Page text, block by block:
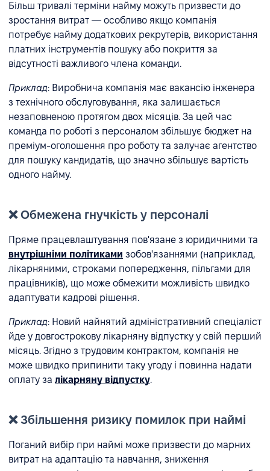
Більш тривалі терміни найму можуть призвести до
зростання витрат — особливо якщо компанія
потребує найму додаткових рекрутерів, використання
платних інструментів пошуку або покриття за
відсутності важливого члена команди.
Приклад: Виробнича компанія має вакансію інженера
з технічного обслуговування, яка залишається
незаповненою протягом двох місяців. За цей час
команда по роботі з персоналом збільшує бюджет на
преміум-оголошення про роботу та залучає агентство
для пошуку кандидатів, що значно збільшує вартість
одного найму.
❌ Обмежена гнучкість у персоналі
Пряме працевлаштування пов'язане з юридичними та
внутрішніми політиками зобов'язаннями (наприклад,
лікарняними, строками попередження, пільгами для
працівників), що може обмежити можливість швидко
адаптувати кадрові рішення.
Приклад: Новий найнятий адміністративний спеціаліст
йде у довгострокову лікарняну відпустку у свій перший
місяць. Згідно з трудовим контрактом, компанія не
може швидко припинити таку угоду і повинна надати
оплату за лікарняну відпустку.
❌ Збільшення ризику помилок при наймі
Поганий вибір при наймі може призвести до марних
витрат на адаптацію та навчання, зниження